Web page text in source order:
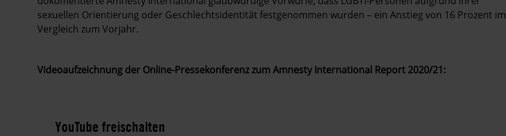
sexuellen Orientierung oder Geschlechtsidentität festgenommen wurden – ein Anstieg von 16 Prozent im
Vergleich zum Vorjahr.
Videoaufzeichnung der Online-Pressekonferenz zum Amnesty International Report 2020/21:
YouTube freischalten